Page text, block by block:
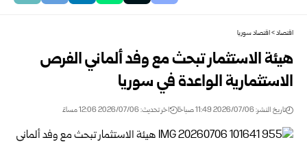
اقتصاد>اقتصاد سوريا
هيئة الاستثمار تبحث مع وفد ألماني الفرص
الاستثمارية الواعدة في سوريا
تاريخ النشر: 2026/07/06 11:49 صباحًا اخر تحديث: 2026/07/06 12:06 مساءً